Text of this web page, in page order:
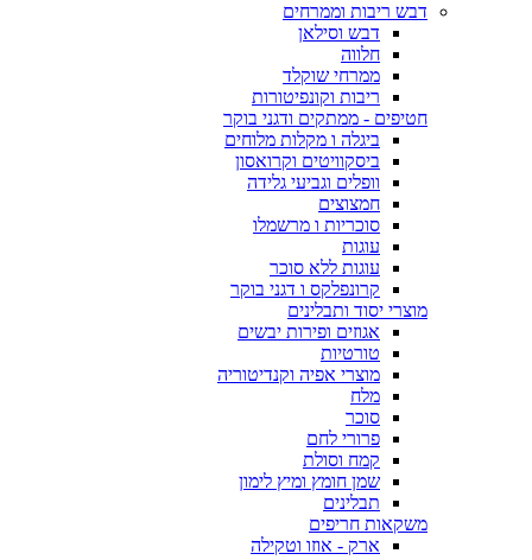
דבש ריבות וממרחים
דבש וסילאן
חלווה
ממרחי שוקלד
ריבות וקונפיטורות
חטיפים - ממתקים ודגני בוקר
ביגלה ו מקלות מלוחים
ביסקוויטים וקרואסון
וופלים וגביעי גלידה
חמצוצים
סוכריות ו מרשמלו
עוגות
עוגות ללא סוכר
קרונפלקס ו דגני בוקר
מוצרי יסוד ותבלינים
אגוזים ופירות יבשים
טורטיות
מוצרי אפיה וקנדיטוריה
מלח
סוכר
פרורי לחם
קמח וסולת
שמן חומץ ומיץ לימון
תבלינים
משקאות חריפים
ארק - אוזו וטקילה